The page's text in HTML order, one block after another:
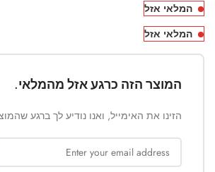
המלאי אזל
המלאי אזל
המוצר הזה כרגע אזל מהמלאי.
הזינו את האימייל, ואנו נודיע לך ברגע